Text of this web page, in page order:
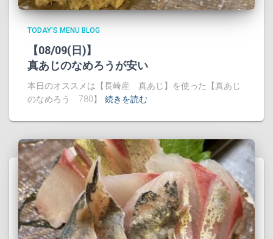
TODAY'S MENU BLOG
【08/09(日)】
真あじのなめろうが安い
本日のオススメは【長崎産 真あじ】を使った【真あじ
のなめろう 780】
続きを読む